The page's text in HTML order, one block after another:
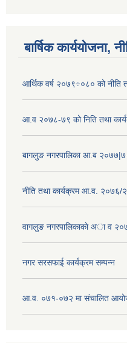
बार्षिक कार्ययोजना,
आर्थिक वर्ष २०७९÷०८० को नीति
आ.व २०७८-७९ को निति तथा
बागलुङ नगरपालिका आ.ब
नीति तथा कार्यक्रम आ.व. २०७६/
वागलुङ नगरपालिकाकाे अा‍ व
नगर सरसफाई कार्यक्रम सम्पन्न
आ.व. ०७१-०७२ मा संचालित